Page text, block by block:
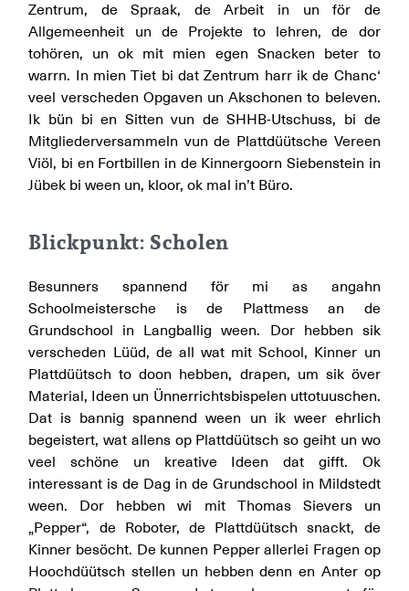
Zentrum, de Spraak, de Arbeit in un för de
Allgemeenheit un de Projekte to lehren, de dor
tohören, un ok mit mien egen Snacken beter to
warrn. In mien Tiet bi dat Zentrum harr ik de Chanc‘
veel verscheden Opgaven un Akschonen to beleven.
Ik bün bi en Sitten vun de SHHB-Utschuss, bi de
Mitgliederversammeln vun de Plattdüütsche Vereen
Viöl, bi en Fortbillen in de Kinnergoorn Siebenstein in
Jübek bi ween un, kloor, ok mal in’t Büro.
Blickpunkt: Scholen
Besunners spannend för mi as angahn
Schoolmeistersche is de Plattmess an de
Grundschool in Langballig ween. Dor hebben sik
verscheden Lüüd, de all wat mit School, Kinner un
Plattdüütsch to doon hebben, drapen, um sik över
Material, Ideen un Ünnerrichtsbispelen uttotuuschen.
Dat is bannig spannend ween un ik weer ehrlich
begeistert, wat allens op Plattdüütsch so geiht un wo
veel schöne un kreative Ideen dat gifft. Ok
interessant is de Dag in de Grundschool in Mildstedt
ween. Dor hebben wi mit Thomas Sievers un
„Pepper“, de Roboter, de Plattdüütsch snackt, de
Kinner besöcht. De kunnen Pepper allerlei Fragen op
Hoochdüütsch stellen un hebben denn en Anter op